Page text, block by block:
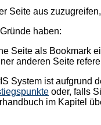
Seite aus
haben:
Seite als Bookmark
anderen Seite
IS System ist aufgrund
oder, falls
im Kapitel